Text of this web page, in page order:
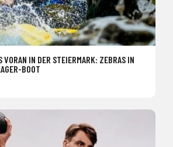
VORAN IN DER STEIERMARK: ZEBRAS IN
BOOT